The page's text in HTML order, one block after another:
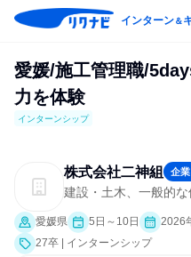
インターン＆
愛媛/施工管理職/
力を体験
インターンシップ
株式会社二神組 企
建設・土木、一般的
愛媛県 5日～10日
2026
27卒 | インターンシップ